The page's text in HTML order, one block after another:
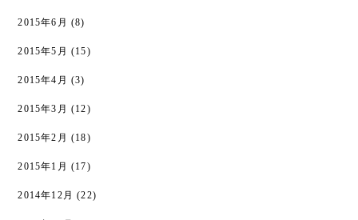
2015年6月 (8)
2015年5月 (15)
2015年4月 (3)
2015年3月 (12)
2015年2月 (18)
2015年1月 (17)
2014年12月 (22)